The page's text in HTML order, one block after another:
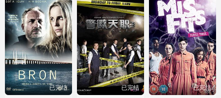
已完结 已完结 已完结